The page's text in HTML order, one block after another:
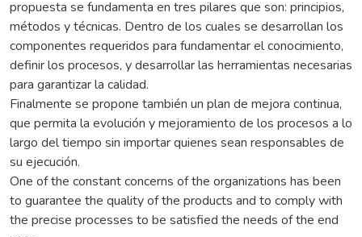
propuesta se fundamenta en tres pilares que son: principios,
métodos y técnicas. Dentro de los cuales se desarrollan los
componentes requeridos para fundamentar el conocimiento,
definir los procesos, y desarrollar las herramientas necesarias
para garantizar la calidad.
Finalmente se propone también un plan de mejora continua,
que permita la evolución y mejoramiento de los procesos a lo
largo del tiempo sin importar quienes sean responsables de
su ejecución.
One of the constant concerns of the organizations has been
to guarantee the quality of the products and to comply with
the precise processes to be satisfied the needs of the end